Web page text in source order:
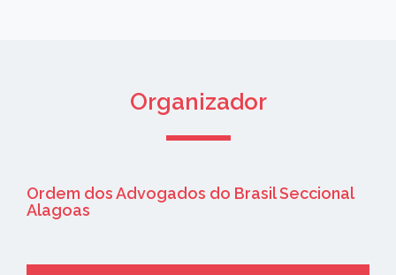
Organizador
Ordem dos Advogados do Brasil Seccional
Alagoas